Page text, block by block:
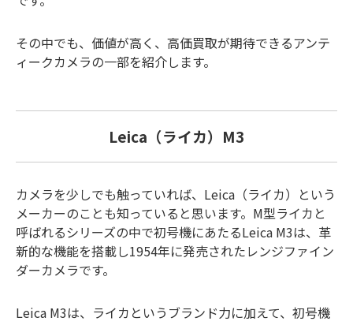
その中でも、価値が高く、高価買取が期待できるアンテ
ィークカメラの一部を紹介します。
Leica（ライカ）M3
カメラを少しでも触っていれば、Leica（ライカ）という
メーカーのことも知っていると思います。M型ライカと
呼ばれるシリーズの中で初号機にあたるLeica M3は、革
新的な機能を搭載し1954年に発売されたレンジファイン
ダーカメラです。
Leica M3は、ライカというブランド力に加えて、初号機